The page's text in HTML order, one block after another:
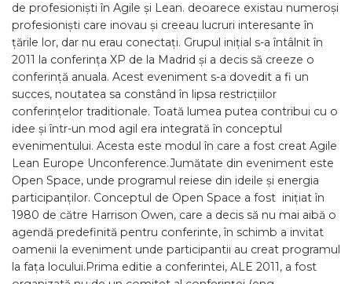
de profesioniști în Agile și Lean. deoarece existau numeroși
profesioniști care inovau și creeau lucruri interesante în
țările lor, dar nu erau conectați. Grupul inițial s-a întâlnit în
2011 la conferința XP de la Madrid și a decis să creeze o
conferință anuala. Acest eveniment s-a dovedit a fi un
succes, noutatea sa constând în lipsa restricțiilor
conferințelor traditionale. Toată lumea putea contribui cu o
idee și într-un mod agil era integrată în conceptul
evenimentului. Acesta este modul în care a fost creat Agile
Lean Europe Unconference.Jumătate din eveniment este
Open Space, unde programul reiese din ideile și energia
participanților. Conceptul de Open Space a fost inițiat în
1980 de către Harrison Owen, care a decis să nu mai aibă o
agendă predefinită pentru conferinte, în schimb a invitat
oamenii la eveniment unde participantii au creat programul
la fața locului.Prima editie a conferintei, ALE 2011, a fost